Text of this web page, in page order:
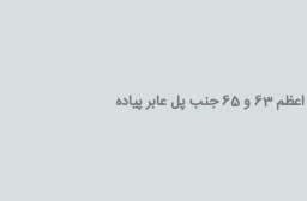
پیاده